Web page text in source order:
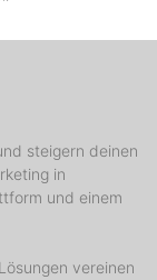
steigern deinen
in
und einem
vereinen